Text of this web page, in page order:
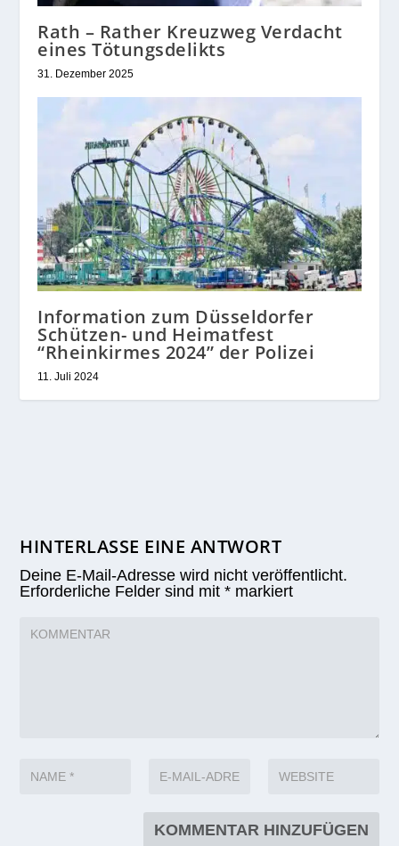
Rath – Rather Kreuzweg Verdacht
eines Tötungsdelikts
31. Dezember 2025
Information zum Düsseldorfer
Schützen- und Heimatfest
“Rheinkirmes 2024” der Polizei
11. Juli 2024
HINTERLASSE EINE ANTWORT
Deine E-Mail-Adresse wird nicht veröffentlicht.
Erforderliche Felder sind mit* markiert